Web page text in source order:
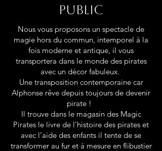
public
Nous vous proposons un spectacle de
magie hors du commun, intemporel à la
fois moderne et antique, il vous
transportera dans le monde des pirates
avec un décor fabuleux.
Une transposition contemporaine car
Alphonse rêve depuis toujours de devenir
pirate !
Il trouve dans le magasin des Magic
Pirates le livre de l’histoire des pirates et
avec l’aide des enfants il tente de se
transformer au fur et à mesure en flibustier